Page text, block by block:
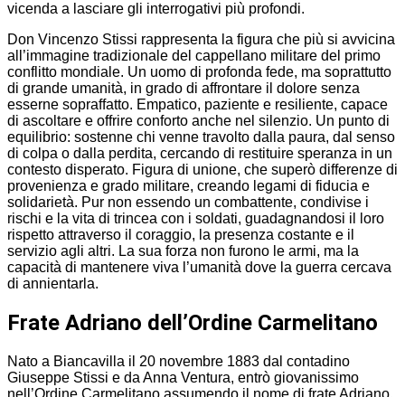
vicenda a lasciare gli interrogativi più profondi.
Don Vincenzo Stissi rappresenta la figura che più si avvicina
all’immagine tradizionale del cappellano militare del primo
conflitto mondiale. Un uomo di profonda fede, ma soprattutto
di grande umanità, in grado di affrontare il dolore senza
esserne sopraffatto. Empatico, paziente e resiliente, capace
di ascoltare e offrire conforto anche nel silenzio. Un punto di
equilibrio: sostenne chi venne travolto dalla paura, dal senso
di colpa o dalla perdita, cercando di restituire speranza in un
contesto disperato. Figura di unione, che superò differenze di
provenienza e grado militare, creando legami di fiducia e
solidarietà. Pur non essendo un combattente, condivise i
rischi e la vita di trincea con i soldati, guadagnandosi il loro
rispetto attraverso il coraggio, la presenza costante e il
servizio agli altri. La sua forza non furono le armi, ma la
capacità di mantenere viva l’umanità dove la guerra cercava
di annientarla.
Frate Adriano dell’Ordine Carmelitano
Nato a Biancavilla il 20 novembre 1883 dal contadino
Giuseppe Stissi e da Anna Ventura, entrò giovanissimo
nell’Ordine Carmelitano assumendo il nome di frate Adriano.